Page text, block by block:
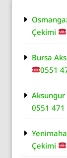
Çekimi
Bursa
0551
Aksungur
0551 471
Çekimi